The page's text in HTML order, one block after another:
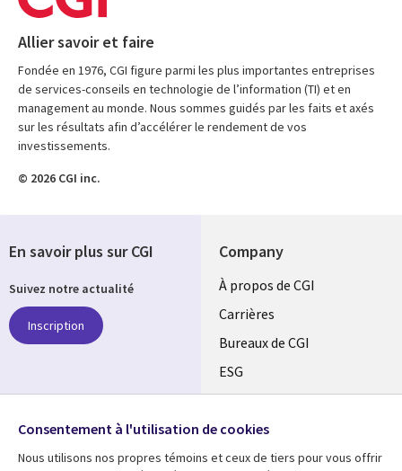
Allier savoir et faire
Fondée en 1976, CGI figure parmi les plus importantes entreprises
de services-conseils en technologie de l’information (TI) et en
management au monde. Nous sommes guidés par les faits et axés
sur les résultats afin d’accélérer le rendement de vos
investissements.
© 2026 CGI inc.
Company
Useful
links
CANADA
FR
À propos de CGI
Carrières
Bureaux de CGI
ESG
Alliances
En savoir plus sur CGI
Suivez notre actualité
Inscription
Media
Consentement à l'utilisation de cookies
Nous utilisons nos propres témoins et ceux de tiers pour vous offrir